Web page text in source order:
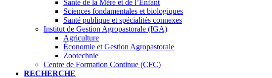
Santé de la Mère et de l’Enfant
Sciences fondamentales et biologiques
Santé publique et spécialités connexes
Institut de Gestion Agropastorale (IGA)
Agriculture
Économie et Gestion Agropastorale
Zootechnie
Centre de Formation Continue (CFC)
RECHERCHE